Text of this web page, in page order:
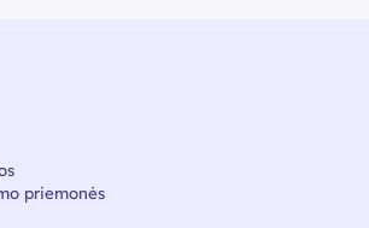
priemonės